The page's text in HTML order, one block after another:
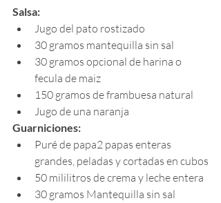
Salsa:
Jugo del pato rostizado
30 gramos mantequilla sin sal
30 gramos opcional de harina o
fecula de maiz
150 gramos de frambuesa natural
Jugo de una naranja
Guarniciones:
Puré de papa2 papas enteras
grandes, peladas y cortadas en cubos
50 mililitros de crema y leche entera
30 gramos Mantequilla sin sal